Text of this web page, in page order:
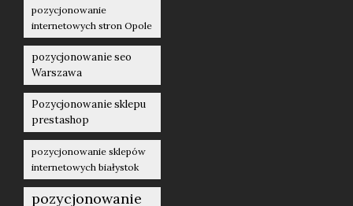
pozycjonowanie
internetowych stron Opole
pozycjonowanie seo
Warszawa
Pozycjonowanie sklepu
prestashop
pozycjonowanie sklepów
internetowych białystok
pozycjonowanie